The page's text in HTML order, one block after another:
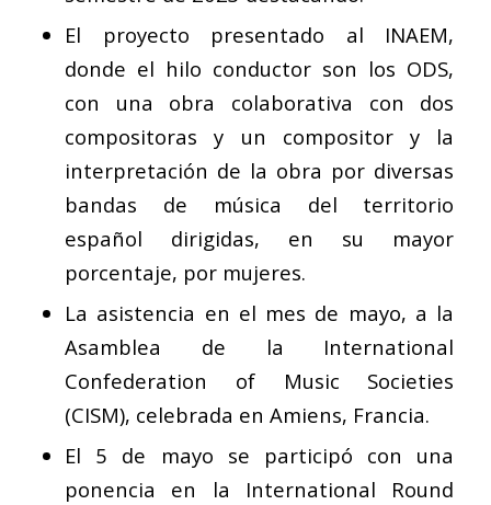
El proyecto presentado al INAEM,
donde el hilo conductor son los ODS,
con una obra colaborativa con dos
compositoras y un compositor y la
interpretación de la obra por diversas
bandas de música del territorio
español dirigidas, en su mayor
porcentaje, por mujeres.
La asistencia en el mes de mayo, a la
Asamblea de la International
Confederation of Music Societies
(CISM), celebrada en Amiens, Francia.
El 5 de mayo se participó con una
ponencia en la International Round